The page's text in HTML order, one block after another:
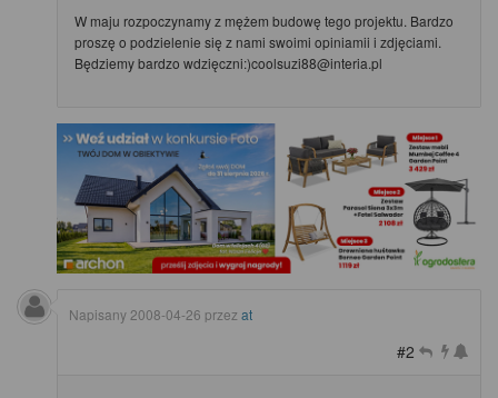
W maju rozpoczynamy z mężem budowę tego projektu. Bardzo
proszę o podzielenie się z nami swoimi opiniamii i zdjęciami.
Będziemy bardzo wdzięczni:)coolsuzi88@interia.pl
Napisany 2008-04-26 przez at
#2